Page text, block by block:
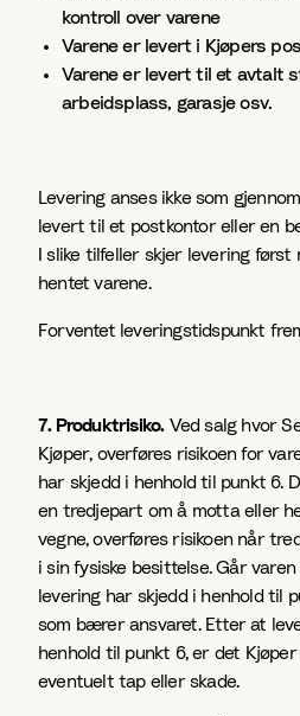
kontroll over varene
Varene er levert i Kjøpers
Varene er levert til et avtalt
arbeidsplass, garasje osv.
Levering anses ikke som
levert til et postkontor eller en
I slike tilfeller skjer levering
hentet varene.
Forventet leveringstidspunkt
7. Produktrisiko.Ved salg hvor
Kjøper, overføres risikoen for
har skjedd i henhold til punkt 6.
en tredjepart om å motta eller
vegne, overføres risikoen når
i sin fysiske besittelse. Går
levering har skjedd i henhold til
som bærer ansvaret. Etter at
henhold til punkt 6, er det
eventuelt tap eller skade.